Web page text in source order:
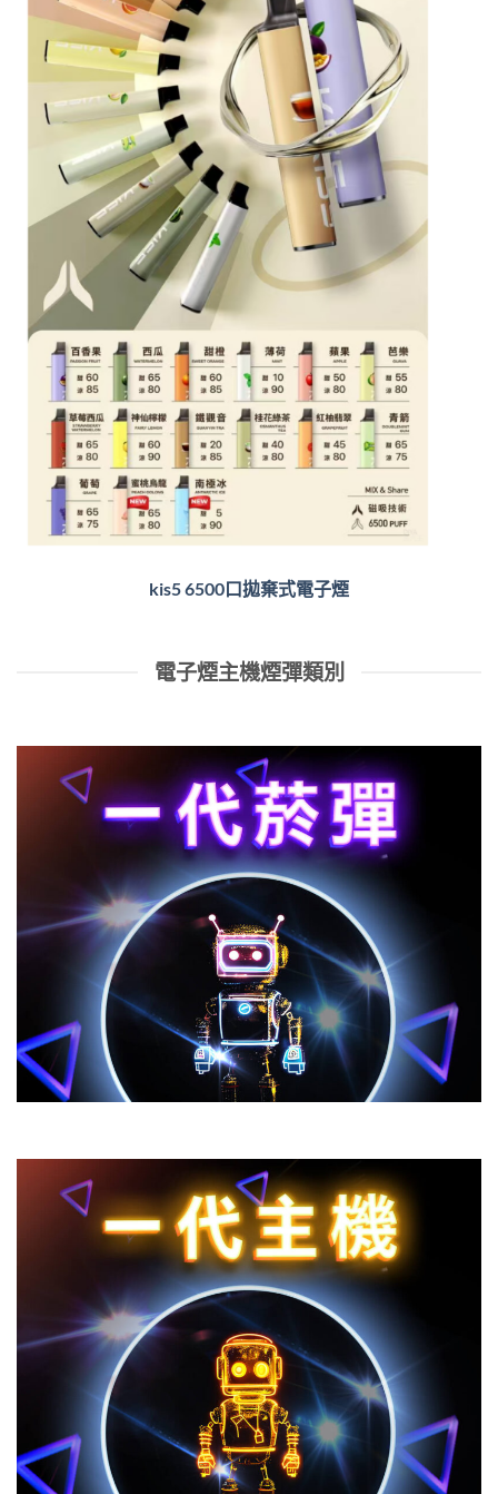
kis5 6500口拋棄式電子煙
電子煙主機煙彈類別